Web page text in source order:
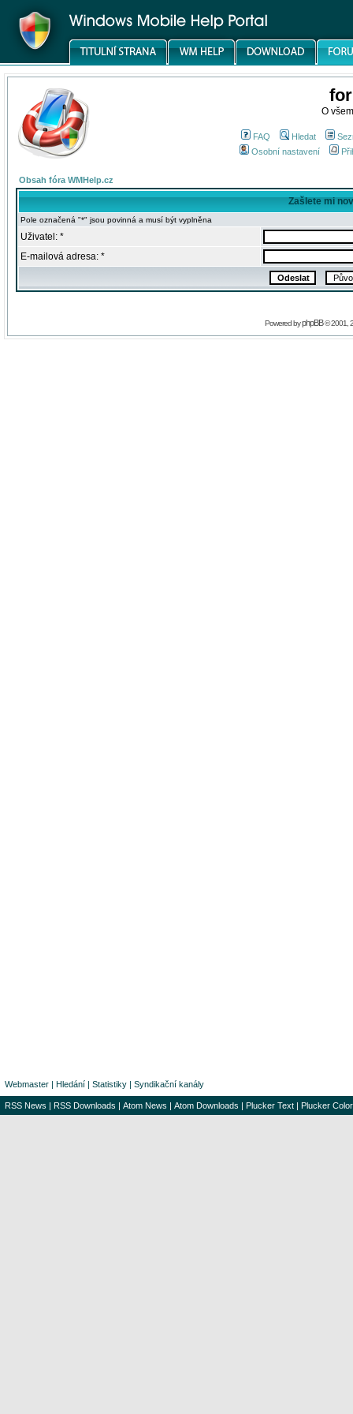
O
FAQ Hledat
Osobní nastavení
Obsah fóra WMHelp.cz
Zašlete mi
Pole označená "*" jsou povinná a musí být vyplněna
Uživatel: *
E-mailová adresa: *
Powered byphpBB© 2001,
Webmaster | Hledání | Statistiky | Syndikační kanály
RSS News | RSS Downloads | Atom News | Atom Downloads | Plucker Text | Plucker Color